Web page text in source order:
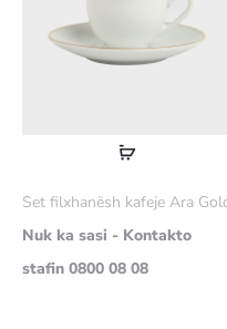
Lexoni
shumë
Set filxhanësh kafeje Ara
Nuk ka sasi - Kontakto
stafin 0800 08 08